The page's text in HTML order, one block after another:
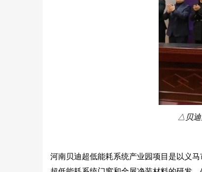
△ 贝
河南贝迪超低能耗系统产业园项目是以义